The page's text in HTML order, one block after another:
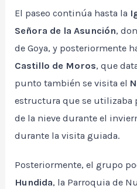
El paseo continúa hasta la
Señora de la Asunción,
de Goya, y posteriormente
Castillo de Moros, que
punto también se visita el
estructura que se utilizaba
de la nieve durante el
durante la visita guiada.
Posteriormente, el grupo
Hundida, la Parroquia de